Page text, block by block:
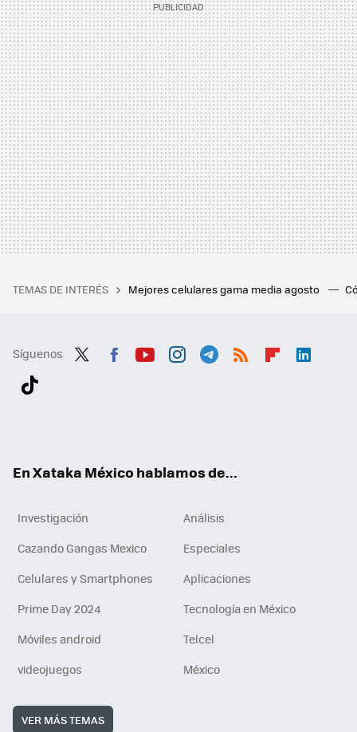
TEMAS DE INTERÉS Mejores celulares gama media agosto
Síguenos
En Xataka México hablamos de...
Investigación
Análisis
Cazando Gangas Mexico
Especiales
Celulares y Smartphones
Aplicaciones
Prime Day 2024
Tecnología en México
Móviles android
Telcel
videojuegos
México
VER MÁS TEMAS